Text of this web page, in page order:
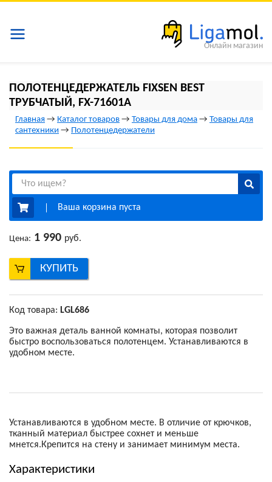
ПОЛОТЕНЦЕДЕРЖАТЕЛЬ FIXSEN BEST
ТРУБЧАТЫЙ, FX-71601A
Главная → Каталог товаров → Товары для дома → Товары для
сантехники → Полотенцедержатели
Ваша корзина пуста
Цена: 1 990 руб.
КУПИТЬ
Код товара: LGL686
Это важная деталь ванной комнаты, которая позволит
быстро воспользоваться полотенцем. Устанавливаются в
удобном месте.
Устанавливаются в удобном месте. В отличие от крючков,
тканный материал быстрее сохнет и меньше
мнется.Крепится на стену и занимает минимум места.
Характеристики
Онлайн магазин